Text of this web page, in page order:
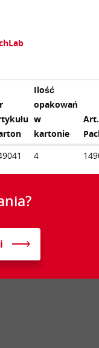
Ilość
opakowań
w
kartonie
4